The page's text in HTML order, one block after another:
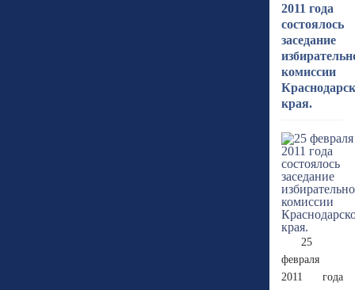
2011 года
состоялось
заседание
комиссии
края.
25
февраля
2011 года